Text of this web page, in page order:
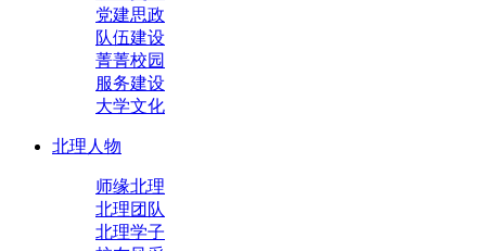
党建思政
队伍建设
菁菁校园
服务建设
大学文化
北理人物
师缘北理
北理团队
北理学子